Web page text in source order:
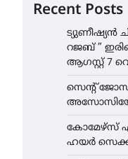
Recent Posts
ട്യുണീഷ്യൻ
റജബ് ”
ആഗസ്റ്റ് 7
സെന്റ്
കോമേഴ്സ്
ഹയർ